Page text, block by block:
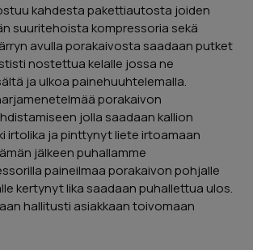
kahdesta pakettiautosta joiden
suuritehoista kompressoria sekä
avulla porakaivosta saadaan putket
nostettua kelalle jossa ne
ja ulkoa painehuuhtelemalla.
porakaivon
jolla saadaan kallion
irtolika ja pinttynyt liete irtoamaan
jälkeen puhallamme
paineilmaa porakaivon pohjalle
kertynyt lika saadaan puhallettua ulos.
hallitusti asiakkaan toivomaan